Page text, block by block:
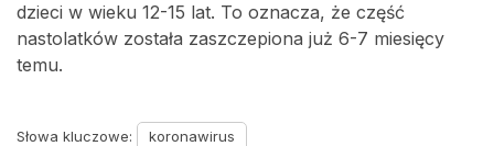
dzieci w wieku 12-15 lat. To oznacza, że część
nastolatków została zaszczepiona już 6-7 miesięcy
temu.
Słowa kluczowe: koronawirus